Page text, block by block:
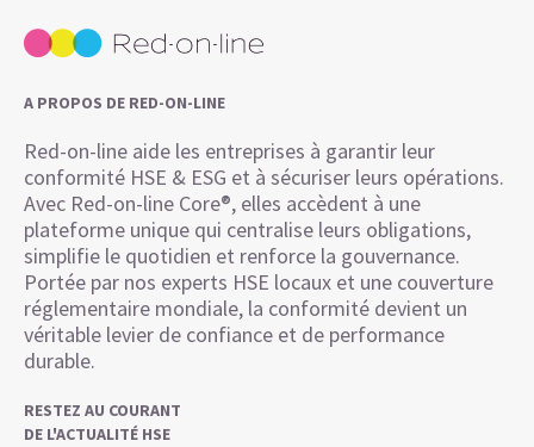
A PROPOS DE RED-ON-LINE
Red-on-line aide les entreprises à garantir leur
conformité HSE & ESG et à sécuriser leurs opérations.
Avec Red-on-line Core®, elles accèdent à une
plateforme unique qui centralise leurs obligations,
simplifie le quotidien et renforce la gouvernance.
Portée par nos experts HSE locaux et une couverture
réglementaire mondiale, la conformité devient un
véritable levier de confiance et de performance
durable.
RESTEZ AU COURANT
DE L'ACTUALITÉ HSE